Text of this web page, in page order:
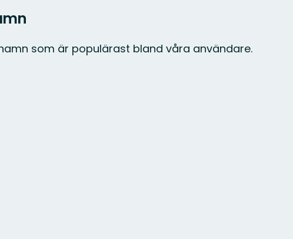
som är populärast bland våra användare.